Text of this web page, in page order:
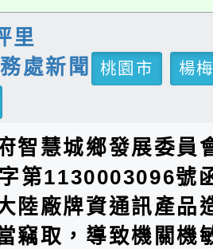
里
處新聞
桃園市
楊
智慧城鄉發展委員
第1130003096號
陸廠牌資通訊產品
竊取，導致機關機